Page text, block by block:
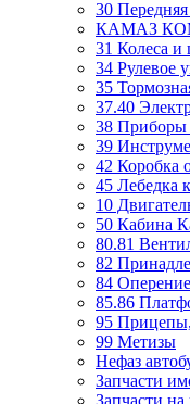
30
КАМАЗ
31 Колеса
34 Рулевое
35
37.40
38
39
42 Коробка
45 Лебедка
10
50 Кабина
80.81
82
84
85.86
95
99 Метизы
Нефаз
Запчасти
Запчасти на